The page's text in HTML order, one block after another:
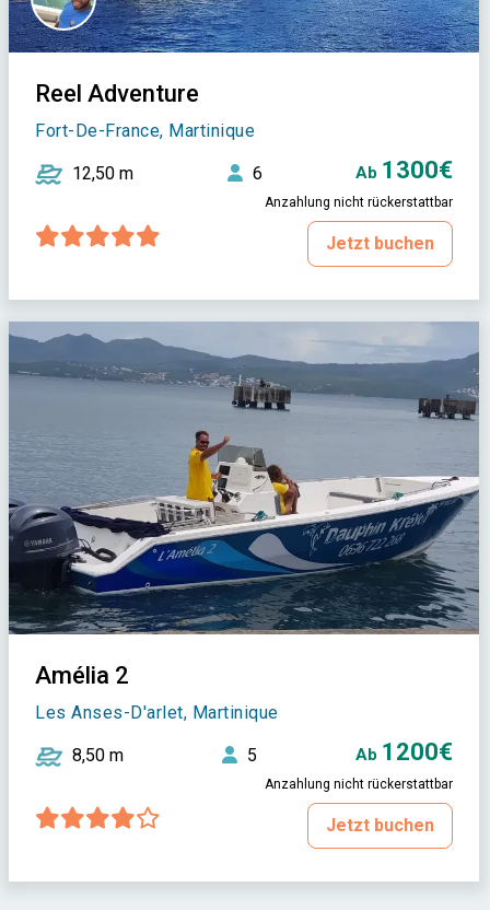
Reel Adventure
Fort-De-France, Martinique
12,50 m 6 Ab 1300€
Anzahlung nicht rückerstattbar
Jetzt buchen
Amélia 2
Les Anses-D'arlet, Martinique
8,50 m 5 Ab 1200€
Anzahlung nicht rückerstattbar
Jetzt buchen